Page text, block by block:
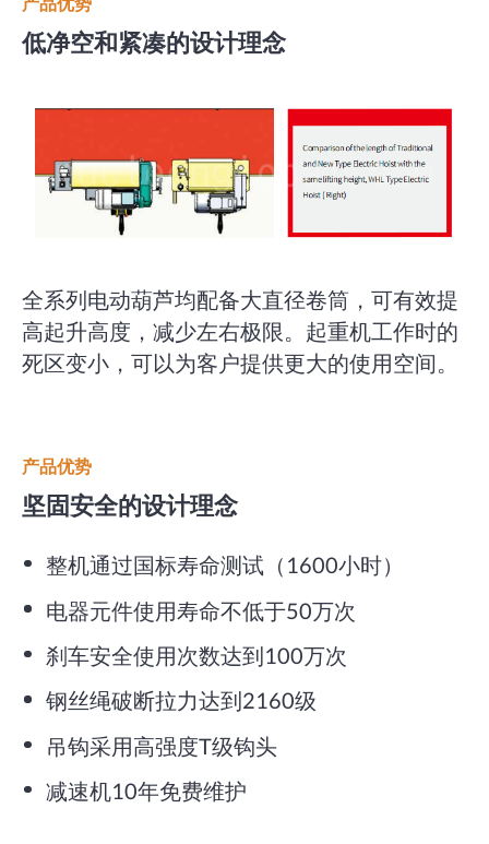
低净空和紧凑的设计理念
全系列电动葫芦均配备大直径卷筒，可有效提
高起升高度，减少左右极限。起重机工作时的
死区变小，可以为客户提供更大的使用空间。
产品优势
坚固安全的设计理念
整机通过国标寿命测试（1600小时）
电器元件使用寿命不低于50万次
刹车安全使用次数达到100万次
钢丝绳破断拉力达到2160级
吊钩采用高强度T级钩头
减速机10年免费维护